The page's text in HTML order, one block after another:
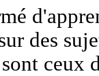
des
ceux